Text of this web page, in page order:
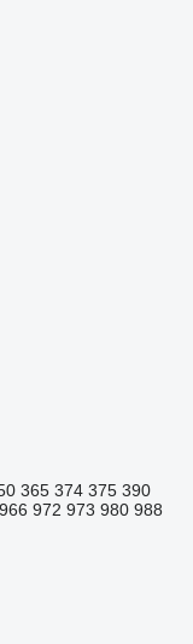
365 374 375 390
966 972 973 980 988